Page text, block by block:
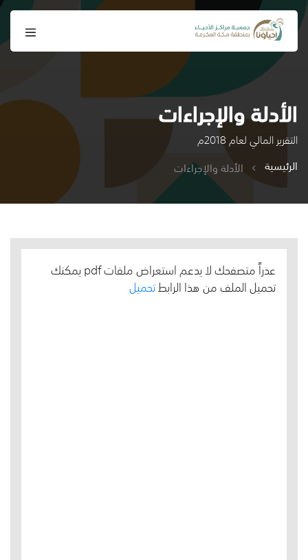
الأدلة والإجراءات
التقرير المالي لعام 2018م
الرئيسية
الأدلة والإجراءات
عذراً متصفحك لا يدعم استعراض ملفات pdf يمكنك
تحميل الملف من هذا الرابطتحميل